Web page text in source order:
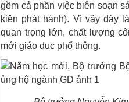
gồm cả phần việc biên soạn
kiện phát hành). Vì vậy đây
quan trọng lớn, chất lượng
mới giáo dục phổ thông.